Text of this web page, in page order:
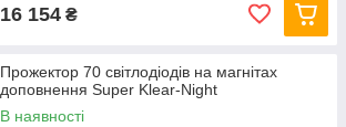
16 154 ₴
Прожектор 70 світлодіодів на магнітах
доповнення Super Klear-Night
В наявності